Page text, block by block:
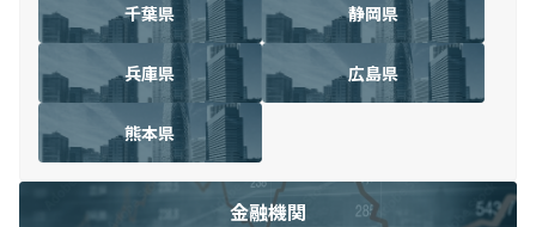
千葉県 静岡県
兵庫県 広島県
熊本県
金融機関